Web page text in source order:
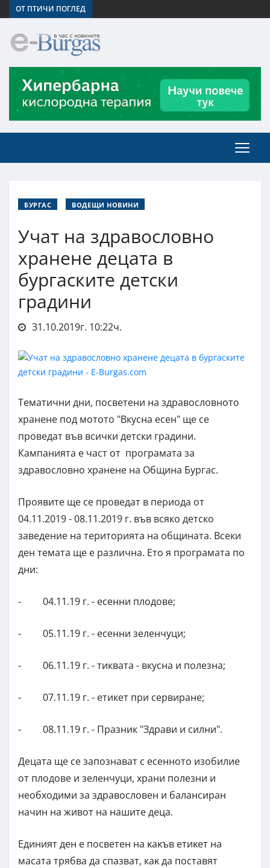
ОТ ПТИЧИ ПОГЛЕД
БУРГАС ВОДЕЩИ НОВИНИ
Учат на здравословно
хранене децата в
бургаските детски
градини
31.10.2019г. 10:22ч.
Тематични дни, посветени на здравословното
хранене под мотото "Вкусна есен" ще се
проведат във всички детски градини.
Кампанията е част от програмата за
здравословно хранене на Община Бургас.
Проявите ще се проведат в периода от
04.11.2019 - 08.11.2019 г. във всяко детско
заведение на територията на общината. Всеки
ден темата ще е различна. Ето я програмата по
дни:
- 04.11.19 г. - есенни плодове;
- 05.11.19 г. - есенни зеленчуци;
- 06.11.19 г. - тиквата - вкусна и полезна;
- 07.11.19 г. - етикет при сервиране;
- 08.11.19 г. - Празник "Здрави и силни".
Децата ще се запознават с есенното изобилие
от плодове и зеленчуци, храни полезни и
необходими за здравословен и балансиран
начин на живот на нашите деца.
Единият ден е посветен на ĸaĸъв eтиĸeт нa
мacaтa тpябвa дa cпaзвaт, кaĸ дa пocтaвят